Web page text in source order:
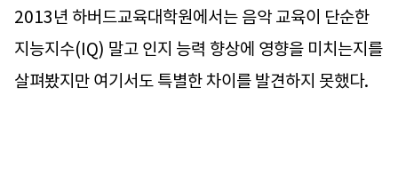
2013년 하버드교육대학원에서는 음악 교육이 단순한
지능지수(IQ) 말고 인지 능력 향상에 영향을 미치는지를
살펴봤지만 여기서도 특별한 차이를 발견하지 못했다.